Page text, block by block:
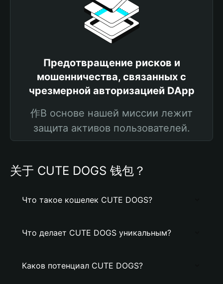
Предотвращение рисков и
мошенничества, связанных с
чрезмерной авторизацией DApp
作В основе нашей миссии лежит
защита активов пользователей.
关于 CUTE DOGS 钱包？
Что такое кошелек CUTE DOGS?
Что делает CUTE DOGS уникальным?
Каков потенциал CUTE DOGS?